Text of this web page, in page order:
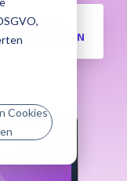
Cookies
DEMO
VEREINBAREN